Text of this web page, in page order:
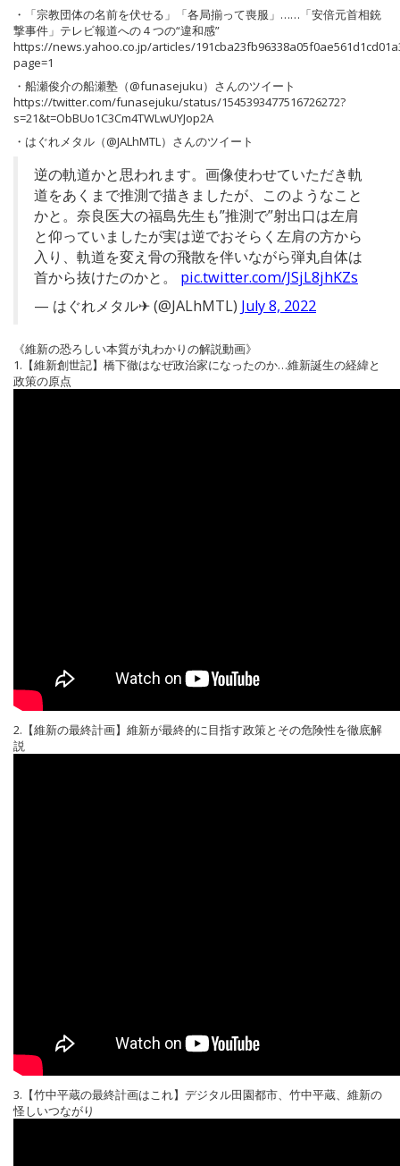
・「宗教団体の名前を伏せる」「各局揃って喪服」……「安倍元首相銃
撃事件」テレビ報道への４つの“違和感”
https://news.yahoo.co.jp/articles/
page=1
・船瀬俊介の船瀬塾（@funasejuku）さんのツイート
https://twitter.com/funasejuku/status/1545393477516726272?
s=21&t=ObBUo1C3Cm4TWLwUYJop2A
・はぐれメタル（@JALhMTL）さんのツイート
逆の軌道かと思われます。画像使わせていただき軌
道をあくまで推測で描きましたが、このようなこと
かと。奈良医大の福島先生も”推測で”射出口は左肩
と仰っていましたが実は逆でおそらく左肩の方から
入り、軌道を変え骨の飛散を伴いながら弾丸自体は
首から抜けたのかと。 pic.twitter.com/JSjL8jhKZs
— はぐれメタル✈ (@JALhMTL) July 8, 2022
《維新の恐ろしい本質が丸わかりの解説動画》
1.【維新創世記】橋下徹はなぜ政治家になったのか…維新誕生の経緯と
政策の原点
2.【維新の最終計画】維新が最終的に目指す政策とその危険性を徹底解
説
3.【竹中平蔵の最終計画はこれ】デジタル田園都市、竹中平蔵、維新の
怪しいつながり